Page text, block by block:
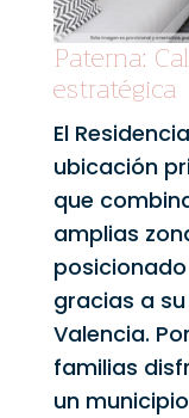
Paterna:
estratégica
El
ubicación
que
amplias
gracias a
Valencia.
familias
un